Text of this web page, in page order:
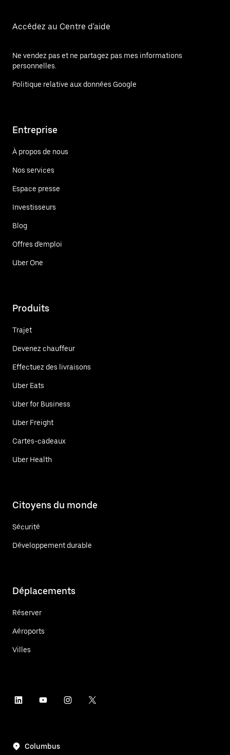
Accédez au Centre d'aide
Ne vendez pas et ne partagez pas mes informations
personnelles.
Politique relative aux données Google
Entreprise
À propos de nous
Nos services
Espace presse
Investisseurs
Blog
Offres d'emploi
Uber One
Produits
Trajet
Devenez chauffeur
Effectuez des livraisons
Uber Eats
Uber for Business
Uber Freight
Cartes-cadeaux
Uber Health
Citoyens du monde
Sécurité
Développement durable
Déplacements
Réserver
Aéroports
Villes
Columbus